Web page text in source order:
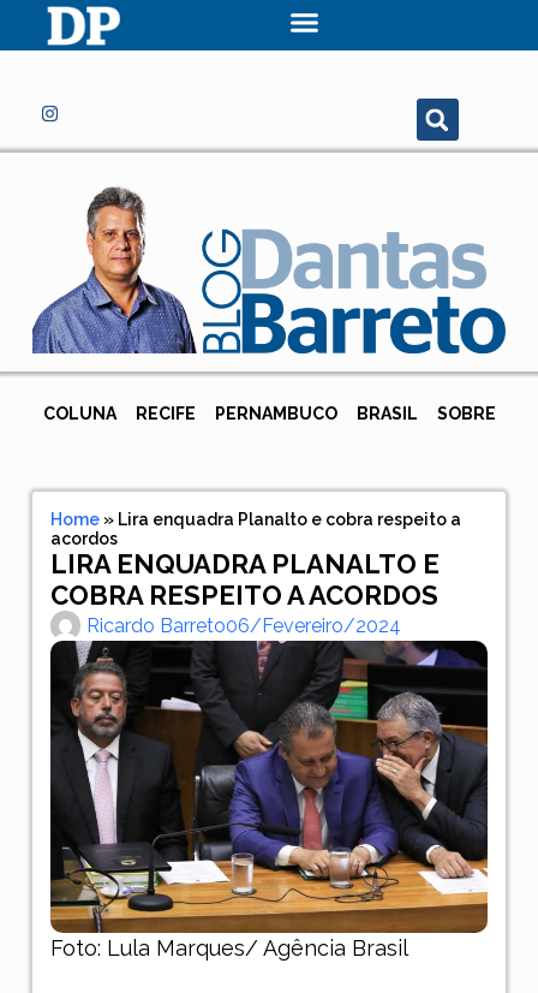
COLUNA RECIFE PERNAMBUCO BRASIL SOBRE
Home» Lira enquadra Planalto e cobra respeito a
acordos
LIRA ENQUADRA PLANALTO E
COBRA RESPEITO A ACORDOS
Ricardo Barreto06/fevereiro/2024
Foto: Lula Marques/ Agência Brasil